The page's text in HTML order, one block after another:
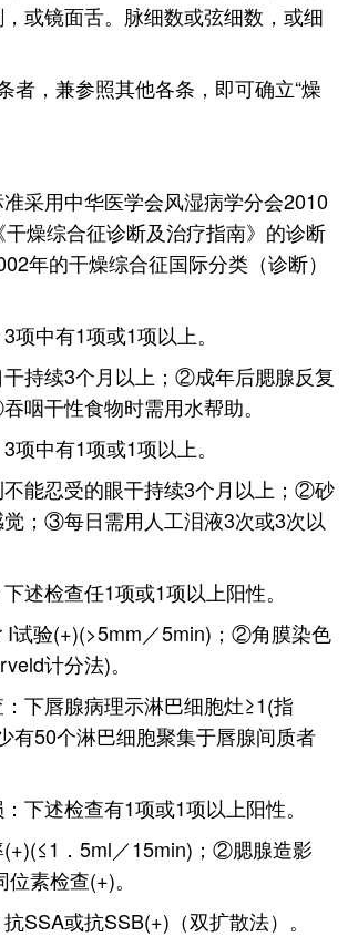
或镜面舌。脉细数或弦细数，或细
者，兼参照其他各条，即可确立“燥
采用中华医学会风湿病学分会2010
燥综合征诊断及治疗指南》的诊断
年的干燥综合征国际分类（诊断）
项中有1项或1项以上。
持续3个月以上；②成年后腮腺反复
咽干性食物时需用水帮助。
项中有1项或1项以上。
能忍受的眼干持续3个月以上；②砂
；③每日需用人工泪液3次或3次以
述检查任1项或1项以上阳性。
试验(+)(>5mm／5min)；②角膜染色
计分法)。
下唇腺病理示淋巴细胞灶≥1(指
有50个淋巴细胞聚集于唇腺间质者
下述检查有1项或1项以上阳性。
．5ml／15min)；②腮腺造影
素检查(+)。
SSA或抗SSB(+)（双扩散法）。